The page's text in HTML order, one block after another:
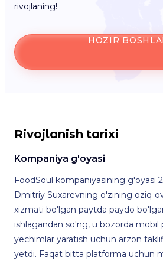
rivojlaning!
HOZIR
Rivojlanish tarixi
Kompaniya g'oyasi
FoodSoul kompaniyasining g'oyasi
Dmitriy Suxarevning o'zining oziq-
xizmati bo'lgan paytda paydo
ishlagandan so'ng, u bozorda mobil
yechimlar yaratish uchun arzon
yetdi. Faqat bitta platforma uchun